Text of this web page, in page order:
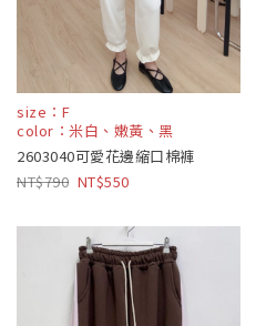
size：F
color：米白、嫩黃、黑
2603040可愛花邊縮口棉褲
790
550